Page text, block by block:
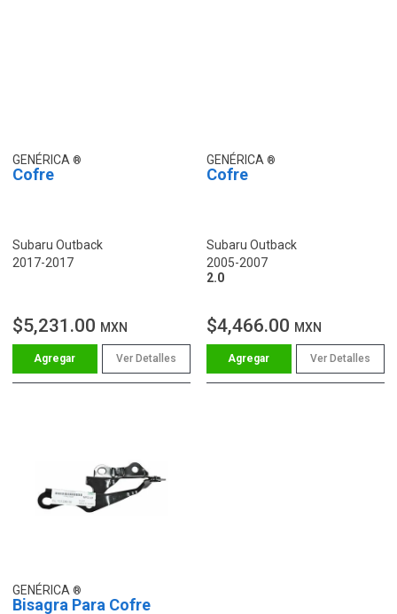
GENÉRICA
Cofre
Subaru Outback
2017-2017
$5,231.00 MXN
Ver Detalles
GENÉRICA
Cofre
Subaru Outback
2005-2007
2.0
$4,466.00 MXN
Ver Detalles
GENÉRICA
Bisagra Para Cofre